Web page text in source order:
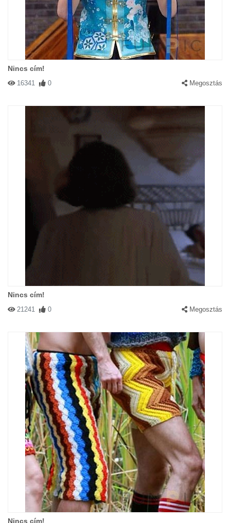
Nincs cím!
16341 0 Megosztás
Nincs cím!
21241 0 Megosztás
Nincs cím!